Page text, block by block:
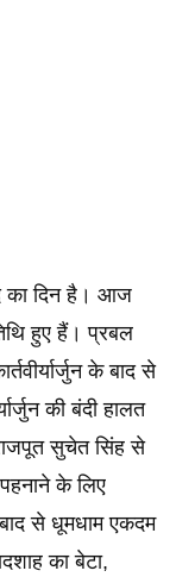
का दिन है। आज
हुए हैं। प्रबल
के बाद से
की बंदी हालत
सुचेत सिंह से
के लिए
से धूमधाम एकदम
का बेटा,